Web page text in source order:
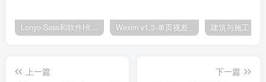
Lonyo-Sass和软件Html模板 Wexim v1.3-单页视差
上一篇
下一篇